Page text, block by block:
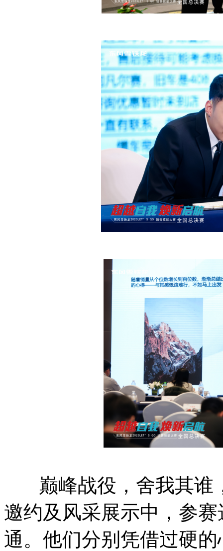
巅峰战役，舍我其谁
邀约及风采展示中，参
通。他们分别凭借过硬